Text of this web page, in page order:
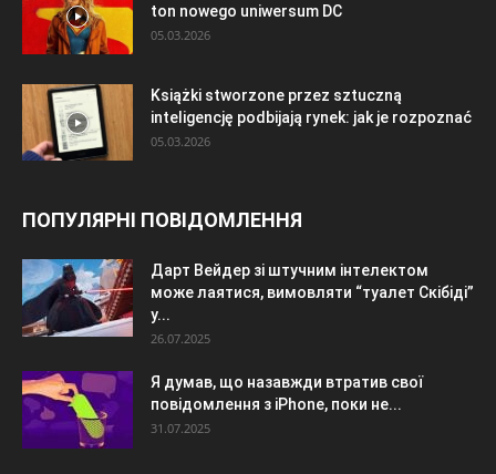
ton nowego uniwersum DC
05.03.2026
Książki stworzone przez sztuczną
inteligencję podbijają rynek: jak je rozpoznać
05.03.2026
ПОПУЛЯРНІ ПОВІДОМЛЕННЯ
Дарт Вейдер зі штучним інтелектом
може лаятися, вимовляти “туалет Скібіді”
у...
26.07.2025
Я думав, що назавжди втратив свої
повідомлення з iPhone, поки не...
31.07.2025